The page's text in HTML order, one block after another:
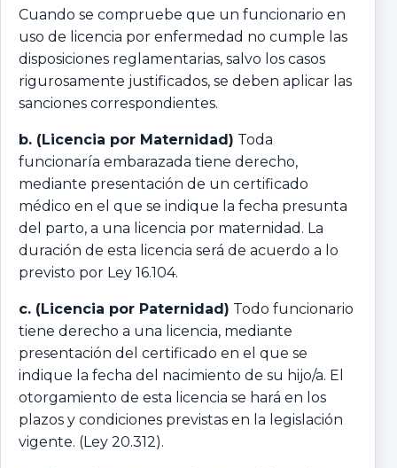
Cuando se compruebe que un funcionario en
uso de licencia por enfermedad no cumple las
disposiciones reglamentarias, salvo los casos
rigurosamente justificados, se deben aplicar las
sanciones correspondientes.
b. (Licencia por Maternidad) Toda
funcionaría embarazada tiene derecho,
mediante presentación de un certificado
médico en el que se indique la fecha presunta
del parto, a una licencia por maternidad. La
duración de esta licencia será de acuerdo a lo
previsto por Ley 16.104.
c. (Licencia por Paternidad) Todo funcionario
tiene derecho a una licencia, mediante
presentación del certificado en el que se
indique la fecha del nacimiento de su hijo/a. El
otorgamiento de esta licencia se hará en los
plazos y condiciones previstas en la legislación
vigente. (Ley 20.312).